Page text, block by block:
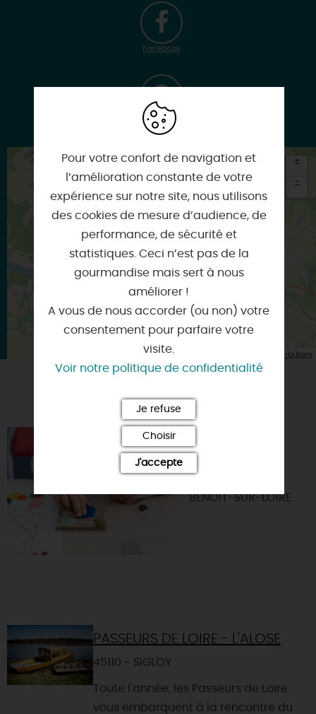
Facebook
Google
Itinéraire vers
CHATEAUNEUF-SUR-LOIRE
+
-
Leaflet| Map data © OpenStreetMap contributors
VOUS AIMEREZ AUSSI
ATELIER P'TITS
MOSAÏSTES
45730 - SAINT-
BENOIT-SUR-LOIRE
PASSEURS DE LOIRE - L'ALOSE
45110 - SIGLOY
Toute l'année, les Passeurs de Loire
vous embarquent à la rencontre du
Pour votre confort de navigation et
l’amélioration constante de votre
expérience sur notre site, nous utilisons
des cookies de mesure d’audience, de
performance, de sécurité et
statistiques. Ceci n’est pas de la
gourmandise mais sert à nous
améliorer !
A vous de nous accorder (ou non) votre
consentement pour parfaire votre
visite.
Voir notre politique de confidentialité
Je refuse
Choisir
J'accepte